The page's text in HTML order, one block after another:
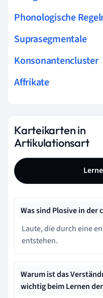
Phonologische
Suprasegmentale
Konsonantencluster
Affrikate
Karteikarten in
Artikulationsart
Was sind Plosive in der
Laute, die durch eine
entstehen.
Warum ist das
wichtig beim Lernen